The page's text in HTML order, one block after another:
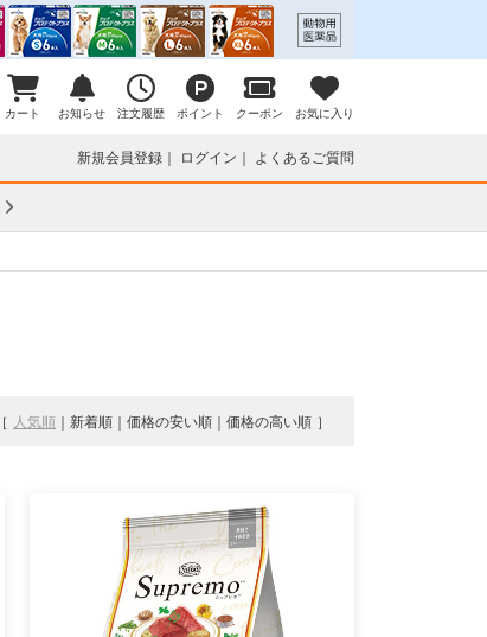
カート お知らせ 注文履歴 ポイント クーポン お気に入り
新規会員登録 ログイン よくあるご質問
人気順 新着順 価格の安い順 価格の高い順